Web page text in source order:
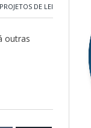
PROJETOS DE LEI
outras